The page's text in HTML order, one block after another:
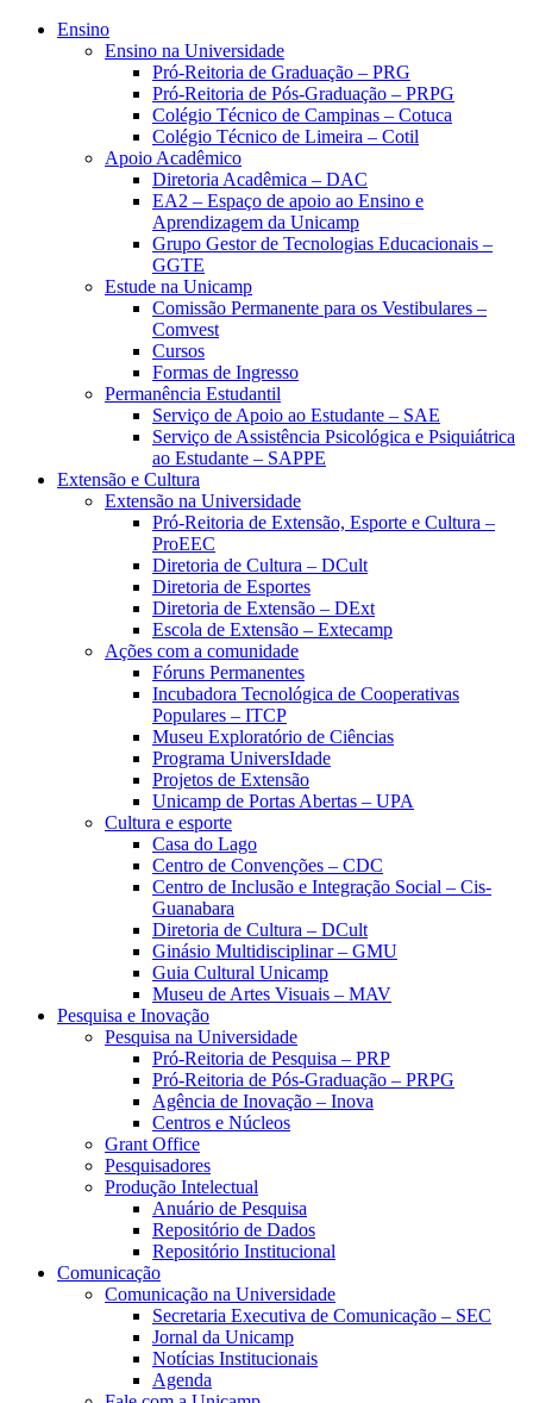
Ensino
Ensino na Universidade
Pró-Reitoria de Graduação – PRG
Pró-Reitoria de Pós-Graduação – PRPG
Colégio Técnico de Campinas – Cotuca
Colégio Técnico de Limeira – Cotil
Apoio Acadêmico
Diretoria Acadêmica – DAC
EA2 – Espaço de apoio ao Ensino e
Aprendizagem da Unicamp
Grupo Gestor de Tecnologias Educacionais –
GGTE
Estude na Unicamp
Comissão Permanente para os Vestibulares –
Comvest
Cursos
Formas de Ingresso
Permanência Estudantil
Serviço de Apoio ao Estudante – SAE
Serviço de Assistência Psicológica e Psiquiátrica
ao Estudante – SAPPE
Extensão e Cultura
Extensão na Universidade
Pró-Reitoria de Extensão, Esporte e Cultura –
ProEEC
Diretoria de Cultura – DCult
Diretoria de Esportes
Diretoria de Extensão – DExt
Escola de Extensão – Extecamp
Ações com a comunidade
Fóruns Permanentes
Incubadora Tecnológica de Cooperativas
Populares – ITCP
Museu Exploratório de Ciências
Programa UniversIdade
Projetos de Extensão
Unicamp de Portas Abertas – UPA
Cultura e esporte
Casa do Lago
Centro de Convenções – CDC
Centro de Inclusão e Integração Social – Cis-
Guanabara
Diretoria de Cultura – DCult
Ginásio Multidisciplinar – GMU
Guia Cultural Unicamp
Museu de Artes Visuais – MAV
Pesquisa e Inovação
Pesquisa na Universidade
Pró-Reitoria de Pesquisa – PRP
Pró-Reitoria de Pós-Graduação – PRPG
Agência de Inovação – Inova
Centros e Núcleos
Grant Office
Pesquisadores
Produção Intelectual
Anuário de Pesquisa
Repositório de Dados
Repositório Institucional
Comunicação
Comunicação na Universidade
Secretaria Executiva de Comunicação – SEC
Jornal da Unicamp
Notícias Institucionais
Agenda